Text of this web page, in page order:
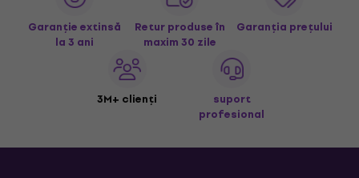
Garanție extinsă
la 3 ani
Retur produse în
maxim 30 zile
Garanția prețului
3M+ clienți
suport
profesional